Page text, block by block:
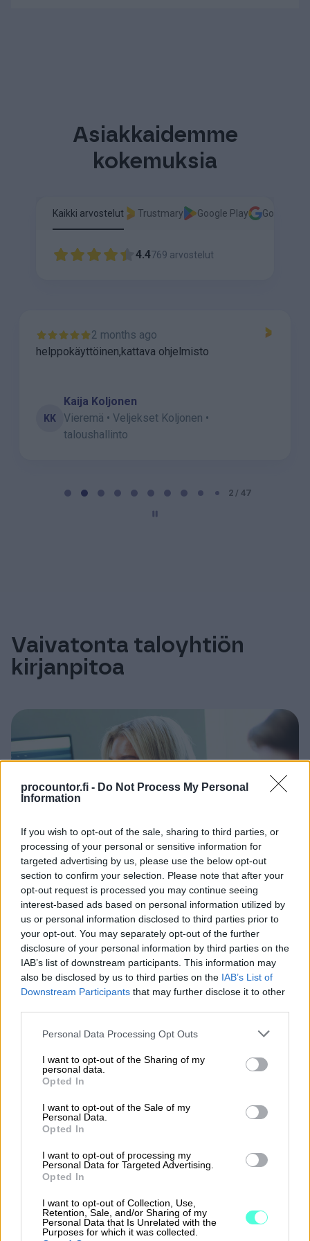
procountor.fi - Do Not Process My Personal
Information
If you wish to opt-out of the sale, sharing to third parties, or
processing of your personal or sensitive information for
targeted advertising by us, please use the below opt-out
section to confirm your selection. Please note that after your
opt-out request is processed you may continue seeing
interest-based ads based on personal information utilized by
us or personal information disclosed to third parties prior to
your opt-out. You may separately opt-out of the further
disclosure of your personal information by third parties on the
IAB’s list of downstream participants. This information may
also be disclosed by us to third parties on the IAB’s List of
Downstream Participants that may further disclose it to other
Please note that this website/app uses one or more Google
not limited to your visit or usage behaviour. You may click to
grant or deny consent to Google and its third-party tags to
use your data for below specified purposes in below Google
consent section.
Personal Data Processing Opt Outs
I want to opt-out of the Sharing of my
personal data.
Opted In
I want to opt-out of the Sale of my
Personal Data.
Opted In
I want to opt-out of processing my
Personal Data for Targeted Advertising.
Opted In
I want to opt-out of Collection, Use,
Retention, Sale, and/or Sharing of my
Personal Data that Is Unrelated with the
Purposes for which it was collected.
Asiakkaidemme
kokemuksia
Kaikki arvostelut Trustmary Google Play Google
4.4769 arvostelut
2 months ago
helppokäyttöinen,kattava ohjelmisto
KK
Kaija Koljonen
Vieremä • Veljekset Koljonen •
taloushallinto
2 / 47
Vaivatonta taloyhtiön
kirjanpitoa
Räätälöity tilikartta
Kiinteistökaavan mukainen kirjanpitoraportti,
kumulatiivinen tuloslaskelma ja tase
Ohjelmaan voidaan tuoda taloyhtiön
talousarvio, johon tilikauden toteutuneita
Mahdollisuus merkittäviin
käyttöönFinago Procountor Tili
ajankäyttöön ja kassanhallintaan